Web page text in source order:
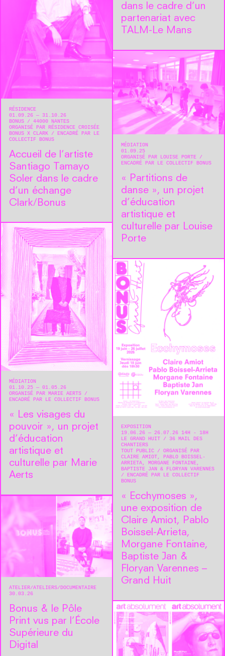
dans le cadre d’un
partenariat avec
TALM-Le Mans
RÉSIDENCE
01.09.26 — 31.10.26
BONUS
44000 NANTES
ORGANISÉ PAR RÉSIDENCE CROISÉE
BONUS X CLARK
ENCADRÉ PAR LE
COLLECTIF BONUS
Accueil de l’artiste
Santiago Tamayo
Soler dans le cadre
d’un échange
Clark/Bonus
MÉDIATION
01.09.25
ORGANISÉ PAR LOUISE PORTE
ENCADRÉ PAR LE COLLECTIF BONUS
« Partitions de
danse », un projet
d’éducation
artistique et
culturelle par Louise
Porte
MÉDIATION
01.10.25 — 01.05.26
ORGANISÉ PAR MARIE AERTS
ENCADRÉ PAR LE COLLECTIF BONUS
« Les visages du
pouvoir », un projet
d’éducation
artistique et
culturelle par Marie
Aerts
EXPOSITION
19.06.26 — 26.07.26 14H - 18H
LE GRAND HUIT
36 MAIL DES
CHANTIERS
TOUT PUBLIC
ORGANISÉ PAR
CLAIRE AMIOT, PABLO BOISSEL-
ARRIETA, MORGANE FONTAINE,
BAPTISTE JAN & FLORYAN VARENNES
ENCADRÉ PAR LE COLLECTIF
BONUS
« Ecchymoses »,
une exposition de
Claire Amiot, Pablo
Boissel-Arrieta,
Morgane Fontaine,
Baptiste Jan &
Floryan Varennes –
Grand Huit
ATELIER ATELIERS
DOCUMENTAIRE
30.03.26
Bonus & le Pôle
Print vus par l’École
Supérieure du
Digital